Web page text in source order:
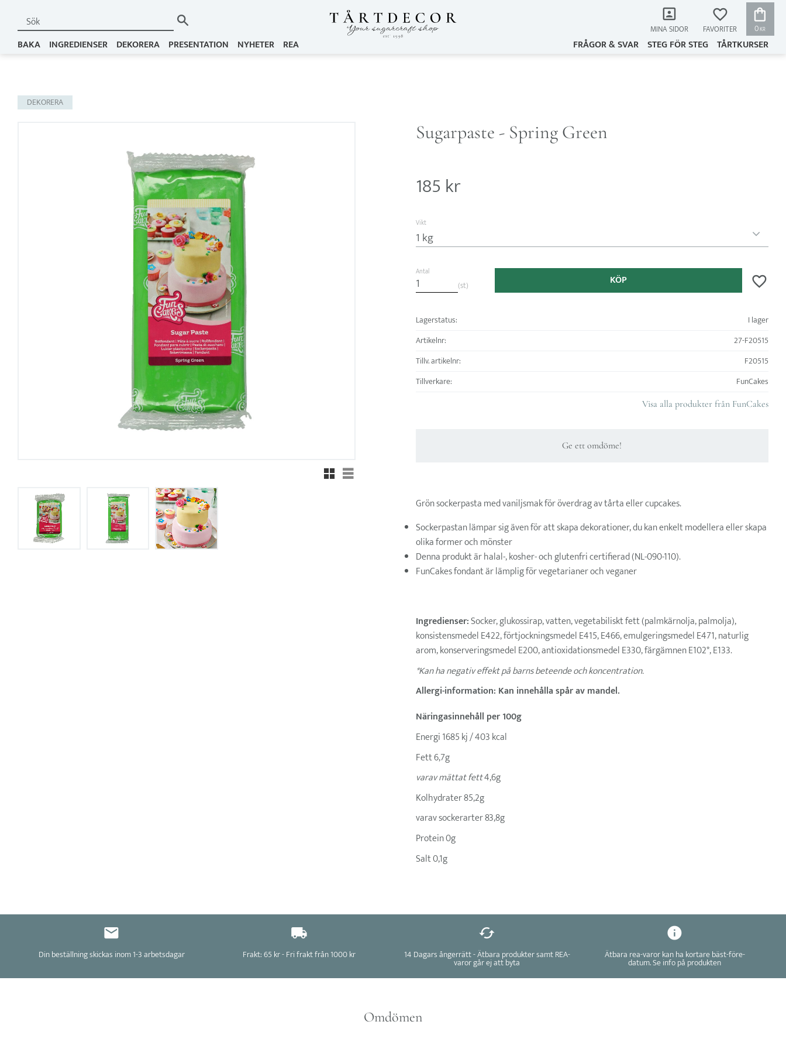
MINA SIDOR
FAVORITER
0KR
BAKA INGREDIENSER DEKORERA PRESENTATION NYHETER REA FRÅGOR & SVAR STEG FÖR STEG TÅRTKURSER
DEKORERA
Sugarpaste - Spring Green
Rutnätsvy
Listvy
185 kr
Vikt
Antal
st KÖP Lägg till
Lagerstatus
I lager
Artikelnr
27-F20515
Tillv. artikelnr
F20515
Tillverkare
FunCakes
Visa alla produkter från FunCakes
Ge ett omdöme!
Grön sockerpasta med vaniljsmak för överdrag av tårta eller cupcakes.
Sockerpastan lämpar sig även för att skapa dekorationer, du kan enkelt modellera eller skapa
olika former och mönster
Denna produkt är halal-, kosher- och glutenfri certifierad (NL-090-110).
FunCakes fondant är lämplig för vegetarianer och veganer
Ingredienser:Socker, glukossirap, vatten, vegetabiliskt fett (palmkärnolja, palmolja),
konsistensmedel E422, förtjockningsmedel E415, E466, emulgeringsmedel E471, naturlig
arom, konserveringsmedel E200, antioxidationsmedel E330, färgämnen E102*, E133.
*Kan ha negativ effekt på barns beteende och koncentration.
Allergi-information: Kan innehålla spår av mandel.
Näringasinnehåll per 100g
Energi 1685 kj / 403 kcal
Fett 6,7g
varav mättat fett4,6g
Kolhydrater 85,2g
varav sockerarter 83,8g
Protein 0g
Salt 0,1g
Din beställning skickas inom 1-3 arbetsdagar Frakt: 65 kr - Fri frakt från 1000 kr 14 Dagars ångerrätt - Ätbara produkter samt REA-
varor går ej att byta
Ätbara rea-varor kan ha kortare bäst-före-
datum. Se info på produkten
Omdömen